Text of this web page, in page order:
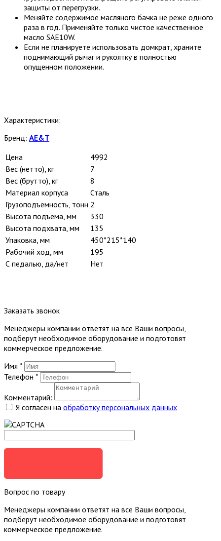
защиты от перегрузки.
Меняйте содержимое масляного бачка не реже одного
раза в год. Применяйте только чистое качественное
масло SAE10W.
Если не планируете использовать домкрат, храните
поднимающий рычаг и рукоятку в полностью
опущенном положении.
Характеристики:
Бренд: AE&T
Цена
4992
Вес (нетто), кг
7
Вес (брутто), кг
8
Материал корпуса
Сталь
Грузоподъемность, тонн 2
Высота подъема, мм
330
Высота подхвата, мм
135
Упаковка, мм
450*215*140
Рабочий ход, мм
195
С педалью, да/нет
Нет
Заказать звонок
Менеджеры компании ответят на все Ваши вопросы,
подберут необходимое оборудование и подготовят
коммерческое предложение.
Имя *
Телефон *
Комментарий:
Я согласен на обработку персональных данных
Вопрос по товару
Менеджеры компании ответят на все Ваши вопросы,
подберут необходимое оборудование и подготовят
коммерческое предложение.